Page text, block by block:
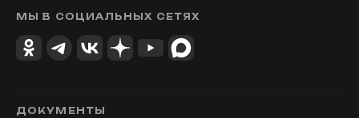
МЫ В СОЦИАЛЬНЫХ СЕТЯХ
ДОКУМЕНТЫ